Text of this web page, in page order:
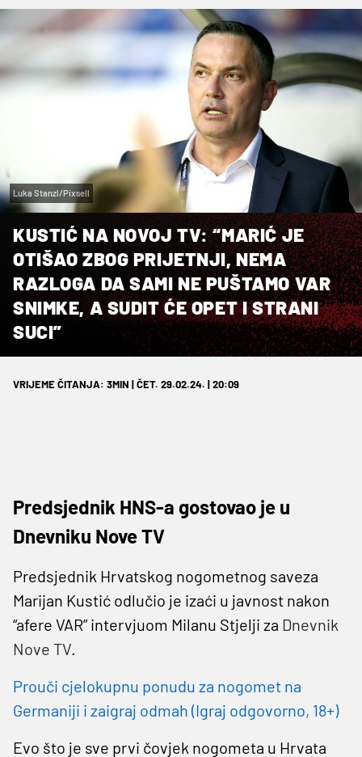
Luka Stanzl/Pixsell
KUSTIĆ NA NOVOJ TV: “MARIĆ JE
OTIŠAO ZBOG PRIJETNJI, NEMA
RAZLOGA DA SAMI NE PUŠTAMO VAR
SNIMKE, A SUDIT ĆE OPET I STRANI
SUCI”
VRIJEME ČITANJA: 3MIN | ČET. 29.02.24. | 20:09
Predsjednik HNS-a gostovao je u
Dnevniku Nove TV
Predsjednik Hrvatskog nogometnog saveza
Marijan Kustić odlučio je izaći u javnost nakon
“afere VAR” intervjuom Milanu Stjelji za Dnevnik
Nove TV
Prouči cjelokupnu ponudu za nogomet na
Germaniji i zaigraj odmah (Igraj odgovorno, 18+)
Evo što je sve prvi čovjek nogometa u Hrvata